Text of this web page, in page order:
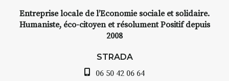
INTERVIEW
avez ouvert une galerie à
Auzon…
Entreprise locale de l’Economie sociale et solidaire.
Humaniste, éco-citoyen et résolument Positif depuis
2008
STRADA
06 50 42 06 64